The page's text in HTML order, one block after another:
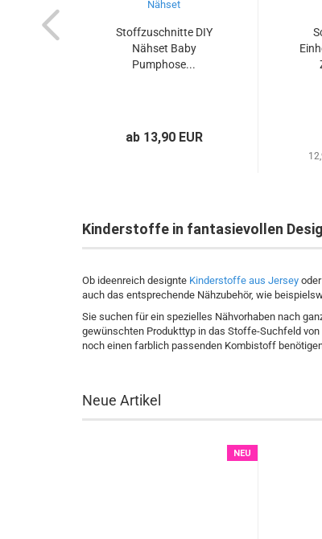
Stoffzuschnitte DIY
Nähset Baby
Pumphose...
ab 13,90 EUR
Kinderstoffe in fantasievollen
Ob ideenreich designte Kinderstoffe aus Jersey
auch das entsprechende Nähzubehör, wie
Sie suchen für ein spezielles Nähvorhaben nach
gewünschten Produkttyp in das Stoffe-Suchfeld
noch einen farblich passenden Kombistoff
Neue Artikel
NEU